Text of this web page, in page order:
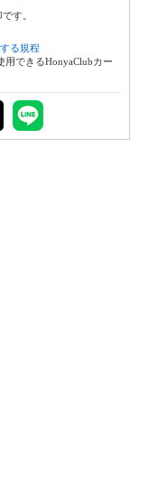
す。
る規程
できるHonyaClubカー